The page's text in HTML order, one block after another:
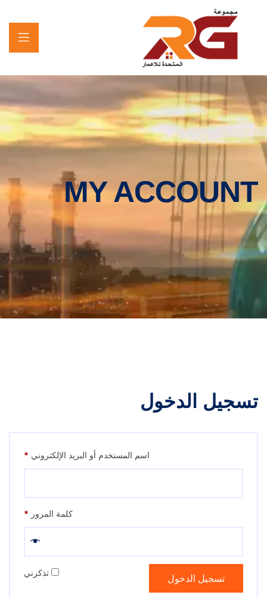
MY ACCOUNT
تسجيل الدخول
اسم المستخدم أو البريد الإلكتروني *
كلمة المرور *
تذكرني تسجيل الدخول